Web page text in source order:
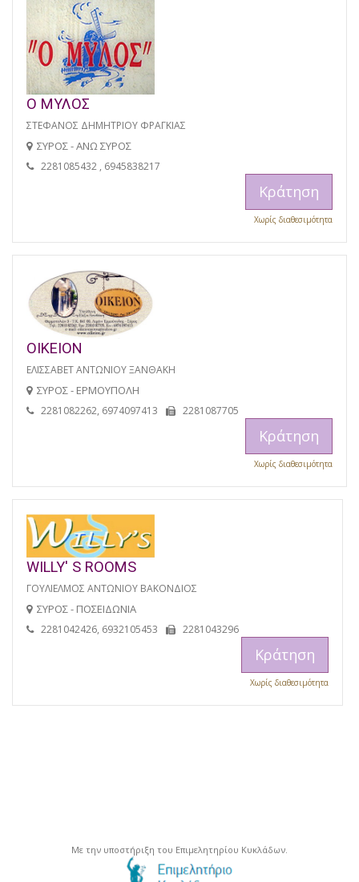
Ο ΜΥΛΟΣ
ΣΤΕΦΑΝΟΣ ΔΗΜΗΤΡΙΟΥ ΦΡΑΓΚΙΑΣ
ΣΥΡΟΣ - ΑΝΩ ΣΥΡΟΣ
2281085432 , 6945838217
Κράτηση
Χωρίς διαθεσιμότητα
ΟΙΚΕΙΟΝ
ΕΛΙΣΣΑΒΕΤ ΑΝΤΩΝΙΟΥ ΞΑΝΘΑΚΗ
ΣΥΡΟΣ - ΕΡΜΟΥΠΟΛΗ
2281082262, 6974097413 2281087705
Κράτηση
Χωρίς διαθεσιμότητα
WILLY' S ROOMS
ΓΟΥΛΙΕΛΜΟΣ ΑΝΤΩΝΙΟΥ ΒΑΚΟΝΔΙΟΣ
ΣΥΡΟΣ - ΠΟΣΕΙΔΩΝΙΑ
2281042426, 6932105453 2281043296
Κράτηση
Χωρίς διαθεσιμότητα
Με την υποστήριξη του Επιμελητηρίου Κυκλάδων.